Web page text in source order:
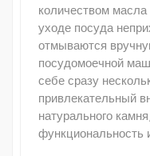
количеством
уходе посуда
отмываются
посудомоечной
себе сразу
привлекательный
натурального
функциональность